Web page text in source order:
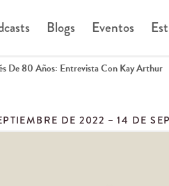
Blogs Eventos
De 80 Años: Entrevista Con Kay Arthur
DE 2022 – 14 DE